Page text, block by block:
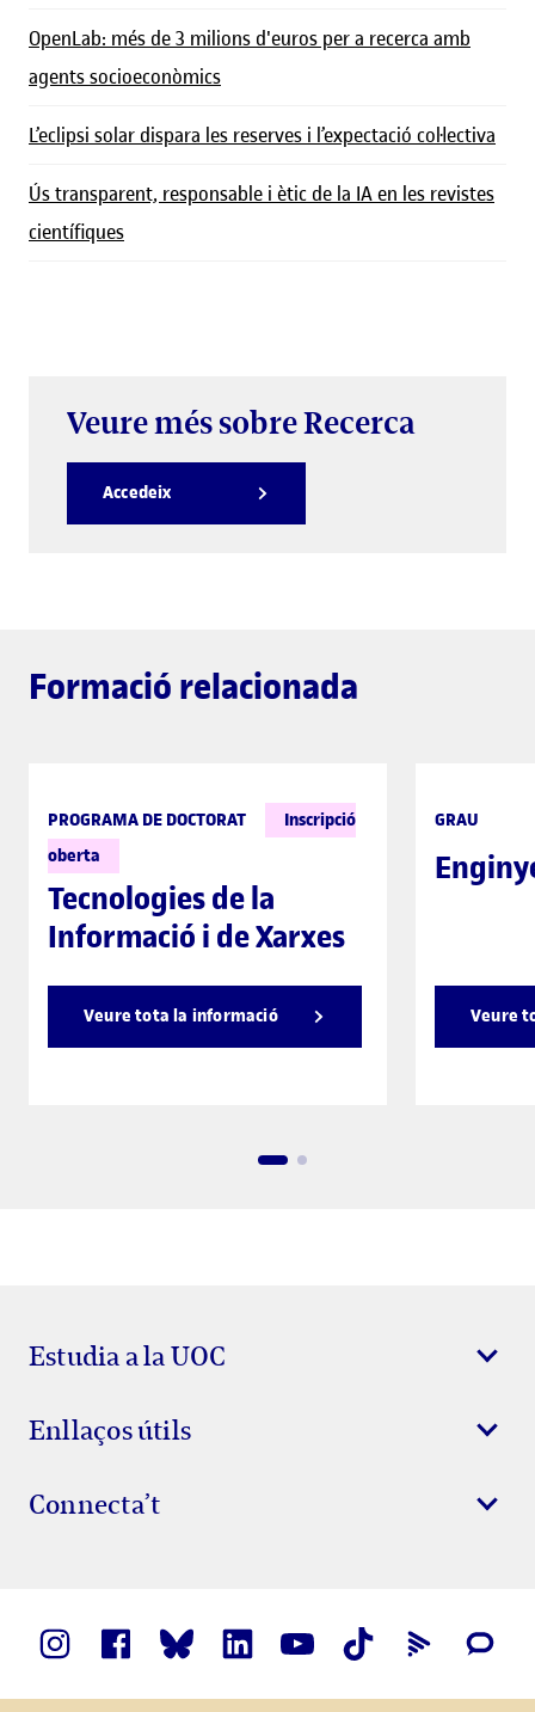
OpenLab: més de 3 milions d'euros per a recerca amb
agents socioeconòmics
L’eclipsi solar dispara les reserves i l’expectació col·lectiva
Ús transparent, responsable i ètic de la IA en les revistes
científiques
Veure més sobre Recerca
Accedeix
Formació relacionada
PROGRAMA DE DOCTORAT
Inscripció
oberta
Tecnologies de la
Informació i de Xarxes
Veure tota la informació
GRAU
Veure
Estudia a la UOC
Enllaços útils
Connecta’t